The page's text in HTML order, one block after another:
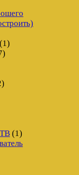
(1)
(1)